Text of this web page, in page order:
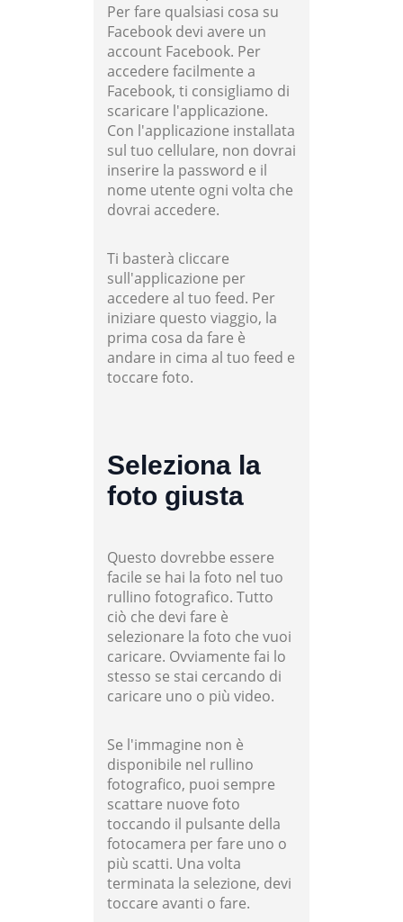
Per fare qualsiasi cosa su
Facebook devi avere un
account Facebook. Per
accedere facilmente a
Facebook, ti consigliamo di
scaricare l'applicazione.
Con l'applicazione installata
sul tuo cellulare, non dovrai
inserire la password e il
nome utente ogni volta che
dovrai accedere.
Ti basterà cliccare
sull'applicazione per
accedere al tuo feed. Per
iniziare questo viaggio, la
prima cosa da fare è
andare in cima al tuo feed e
toccare foto.
Seleziona la
foto giusta
Questo dovrebbe essere
facile se hai la foto nel tuo
rullino fotografico. Tutto
ciò che devi fare è
selezionare la foto che vuoi
caricare. Ovviamente fai lo
stesso se stai cercando di
caricare uno o più video.
Se l'immagine non è
disponibile nel rullino
fotografico, puoi sempre
scattare nuove foto
toccando il pulsante della
fotocamera per fare uno o
più scatti. Una volta
terminata la selezione, devi
toccare avanti o fare.